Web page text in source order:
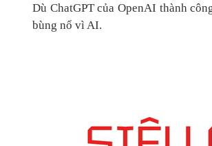
Dù ChatGPT của OpenAI thành
bùng nổ vì AI.